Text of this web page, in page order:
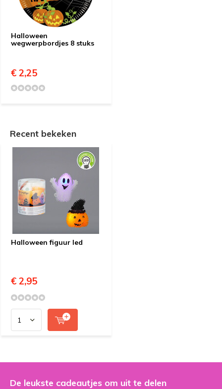
Halloween
wegwerpbordjes 8 stuks
€ 2,25
Recent bekeken
Halloween figuur led
€ 2,95
De leukste cadeautjes om uit te delen